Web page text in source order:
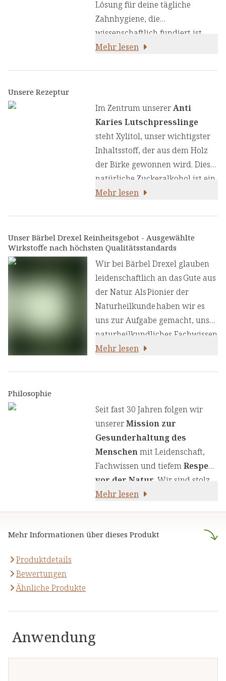
Lösung für deine tägliche
Zahnhygiene, die
wissenschaftlich fundiert ist
und auf traditionsreichen
um deine Mundgesundheit auf
natürliche Weise zu
unterstützen.
Mehr lesen
Unsere Rezeptur
Im Zentrum unsererAnti
Karies Lutschpresslinge
steht Xylitol, unser wichtigster
Inhaltsstoff, der aus dem Holz
der Birke gewonnen wird. Dieser
natürliche Zuckeralkohol ist ein
wertvoller Bestandteil
Mehr lesen
Unser Bärbel Drexel Reinheitsgebot - Ausgewählte
Wirkstoffe nach höchsten Qualitätsstandards
Wir bei Bärbel Drexel glauben
leidenschaftlich an das Gute aus
der Natur. Als Pionier der
Naturheilkunde haben wir es
uns zur Aufgabe gemacht, unser
naturheilkundliches Fachwissen
und unsere Erfahrung mit den
Wir legen großen Wert auf
einen genauen Auswahlprozess
unserer Inhaltsstoffe, um Ihnen
sorgfältig zusammengestellte
Produkte zu liefern. Wir nutzen
die Kraft von Kräutern,
Pflanzenstoffen und anderen
Wohlbefinden.
Mehr lesen
Mehr Informationen über dieses Produkt
Produktdetails
Bewertungen
Ähnliche Produkte
Anwendung
Philosophie
Seit fast 30 Jahren folgen wir
unsererMission zur
Gesunderhaltung des
Menschenmit Leidenschaft,
Fachwissen und tiefemRespekt
vor der Natur . Wir sind stolz
darauf,naturreine Produkte
stützen.
Mehr lesen